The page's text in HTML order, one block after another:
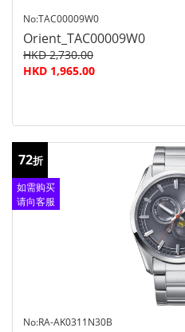
No:TAC00009W0
Orient_TAC00009W0
HKD 2,730.00
HKD 1,965.00
72折
如需购买
请向客服
No:RA-AK0311N30B